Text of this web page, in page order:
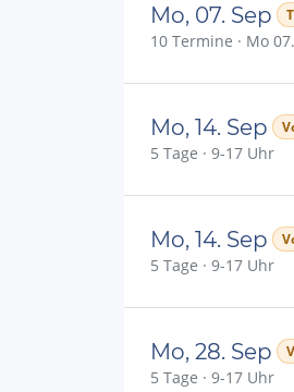
Mo, 07. Sep
10 Termine · Mo
Mo, 14. Sep
5 Tage · 9-17 Uhr
Mo, 14. Sep
5 Tage · 9-17 Uhr
Mo, 28. Sep
5 Tage · 9-17 Uhr